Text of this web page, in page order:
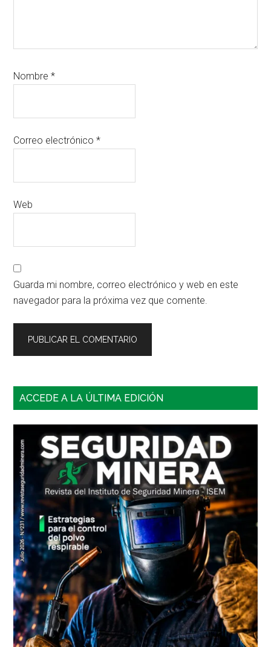
Nombre*
Correo electrónico*
Web
Guarda mi nombre, correo electrónico y web en este
navegador para la próxima vez que comente.
Barra
principal
ACCEDE A LA ÚLTIMA EDICIÓN